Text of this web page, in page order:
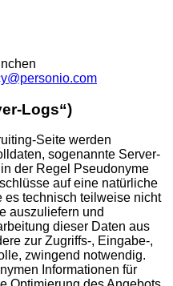
Logs“)
Seite werden
sogenannte Server-
der Regel Pseudonyme
auf eine natürliche
es technisch teilweise nicht
auszuliefern und
dieser Daten aus
zur Zugriffs-, Eingabe-,
zwingend notwendig.
Informationen für